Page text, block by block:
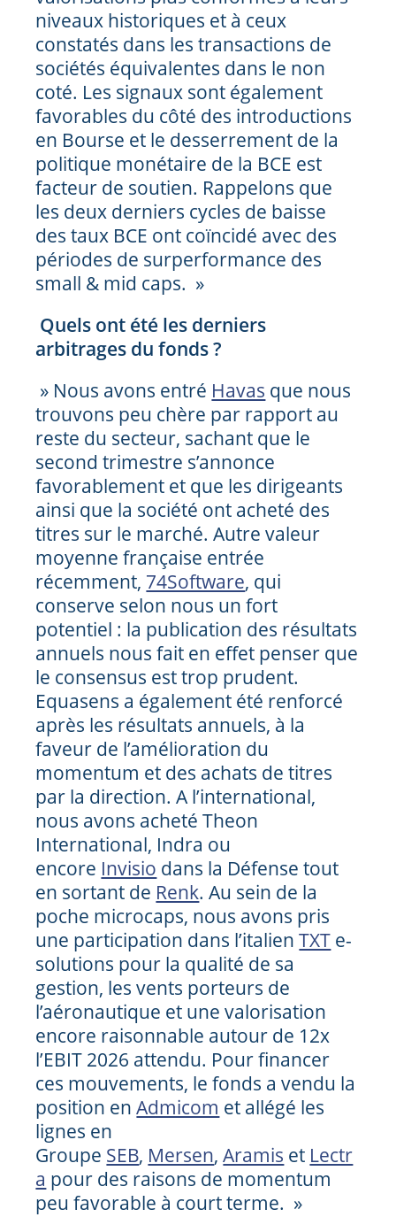
niveaux historiques et à ceux
constatés dans les transactions de
sociétés équivalentes dans le non
coté. Les signaux sont également
favorables du côté des introductions
en Bourse et le desserrement de la
politique monétaire de la BCE est
facteur de soutien. Rappelons que
les deux derniers cycles de baisse
des taux BCE ont coïncidé avec des
périodes de surperformance des
small & mid caps. »
Quels ont été les derniers
arbitrages du fonds ?
» Nous avons entré Havas que nous
trouvons peu chère par rapport au
reste du secteur, sachant que le
second trimestre s’annonce
favorablement et que les dirigeants
ainsi que la société ont acheté des
titres sur le marché. Autre valeur
moyenne française entrée
récemment, 74Software, qui
conserve selon nous un fort
potentiel : la publication des résultats
annuels nous fait en effet penser que
le consensus est trop prudent.
Equasens a également été renforcé
après les résultats annuels, à la
faveur de l’amélioration du
momentum et des achats de titres
par la direction. A l’international,
nous avons acheté Theon
International, Indra ou
encore Invisio dans la Défense tout
en sortant de Renk. Au sein de la
poche microcaps, nous avons pris
une participation dans l’italienTXT e-
solutions pour la qualité de sa
gestion, les vents porteurs de
l’aéronautique et une valorisation
encore raisonnable autour de 12x
l’EBIT 2026 attendu. Pour financer
ces mouvements, le fonds a vendu la
position enAdmicom et allégé les
lignes en
Groupe SEB, Mersen,Aramis et Lectr
a pour des raisons de momentum
peu favorable à court terme. »